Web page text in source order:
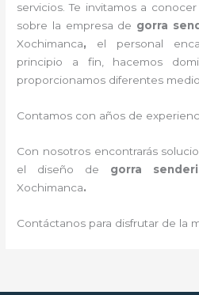
servicios. Te invitamos a
sobre la empresa de gorra
Xochimanca, el personal
principio a fin, hacemos
proporcionamos diferentes
Contamos con años de
Con nosotros encontrarás
el diseño de gorra
Xochimanca.
Contáctanos para disfrutar de la